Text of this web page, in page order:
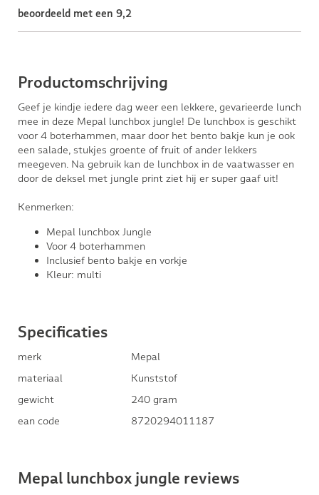
beoordeeld met een 9,2
Productomschrijving
Geef je kindje iedere dag weer een lekkere, gevarieerde lunch
mee in deze Mepal lunchbox jungle! De lunchbox is geschikt
voor 4 boterhammen, maar door het bento bakje kun je ook
een salade, stukjes groente of fruit of ander lekkers
meegeven. Na gebruik kan de lunchbox in de vaatwasser en
door de deksel met jungle print ziet hij er super gaaf uit!
Kenmerken:
Mepal lunchbox Jungle
Voor 4 boterhammen
Inclusief bento bakje en vorkje
Kleur: multi
Specificaties
merk
Mepal
materiaal
Kunststof
gewicht
240 gram
ean code
8720294011187
Mepal lunchbox jungle reviews